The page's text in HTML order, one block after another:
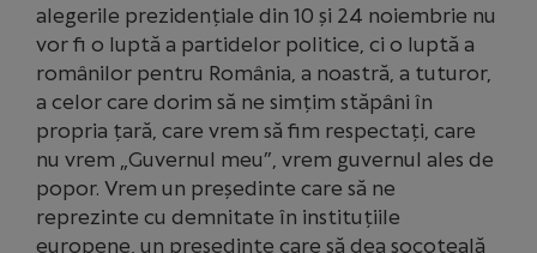
alegerile prezidențiale din 10 și 24 noiembrie nu
vor fi o luptă a partidelor politice, ci o luptă a
românilor pentru România, a noastră, a tuturor,
a celor care dorim să ne simțim stăpâni în
propria țară, care vrem să fim respectați, care
nu vrem „Guvernul meu”, vrem guvernul ales de
popor. Vrem un președinte care să ne
reprezinte cu demnitate în instituțiile
europene, un președinte care să dea socoteală